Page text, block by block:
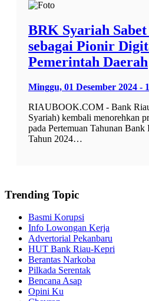
BRK Syariah
sebagai Pionir
Pemerintah Daerah
Minggu, 01 Desember 2024 -
RIAUBOOK.COM - Bank
Syariah) kembali menorehkan
pada Pertemuan Tahunan
Tahun 2024…
Trending Topic
Basmi Korupsi
Info Lowongan Kerja
Advertorial Pekanbaru
HUT Bank Riau-Kepri
Berantas Narkoba
Pilkada Serentak
Bencana Asap
Opini Ku